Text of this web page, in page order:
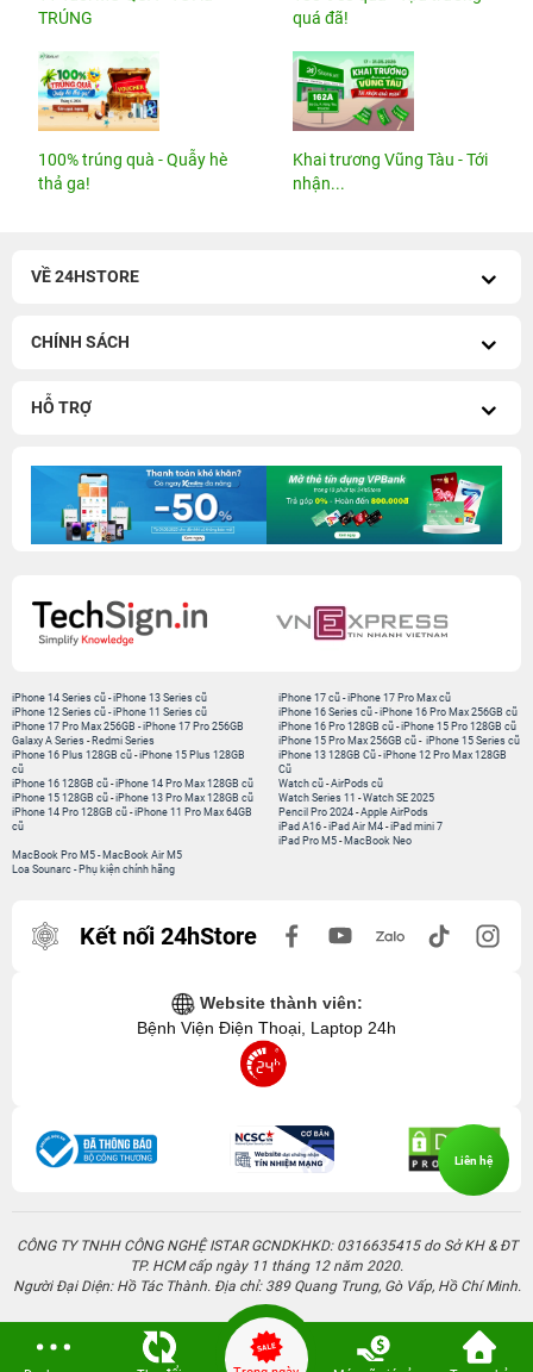
TRÚNG
quá đã!
100% trúng quà - Quẫy hè
thả ga!
Khai trương Vũng Tàu - Tới
nhận...
VỀ 24HSTORE
CHÍNH SÁCH
HỖ TRỢ
iPhone 14 Series cũ -iPhone 13 Series cũ
iPhone 12 Series cũ -iPhone 11 Series cũ
iPhone 17 Pro Max 256GB -iPhone 17 Pro 256GB
Galaxy A Series - Redmi Series
iPhone 17 cũ -iPhone 17 Pro Max cũ
iPhone 16 Series cũ - iPhone 16 Pro Max 256GB cũ
iPhone 16 Pro 128GB cũ -iPhone 15 Pro 128GB cũ
iPhone 15 Pro Max 256GB cũ - iPhone 15 Series cũ
iPhone 16 Plus 128GB cũ -iPhone 15 Plus 128GB
cũ
iPhone 16 128GB cũ -iPhone 14 Pro Max 128GB cũ
iPhone 15 128GB cũ -iPhone 13 Pro Max 128GB cũ
iPhone 14 Pro 128GB cũ -iPhone 11 Pro Max 64GB
cũ
iPhone 13 128GB Cũ -iPhone 12 Pro Max 128GB
Cũ
Watch cũ -AirPods cũ
Watch Series 11 -Watch SE 2025
Pencil Pro 2024 -Apple AirPods
iPad A16 -iPad Air M4 -iPad mini 7
iPad Pro M5 - MacBook Neo
MacBook Pro M5 - MacBook Air M5
Loa Sounarc - Phụ kiện chính hãng
Kết nối 24hStore
Website thành viên:
Bệnh Viện Điện Thoại, Laptop 24h
CÔNG TY TNHH CÔNG NGHỆ ISTAR GCNDKHKD: 0316635415 do Sở KH & ĐT
TP. HCM cấp ngày 11 tháng 12 năm 2020.
Người Đại Diện: Hồ Tác Thành. Địa chỉ: 389 Quang Trung, Gò Vấp, Hồ Chí Minh.
Liên hệ